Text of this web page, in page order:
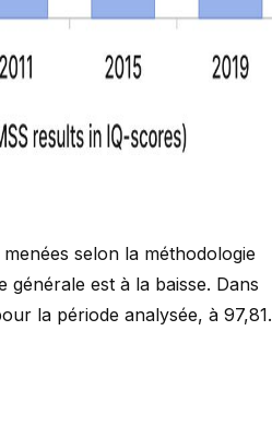
selon la méthodologie
générale est à la baisse. Dans
la période analysée, à 97,81.